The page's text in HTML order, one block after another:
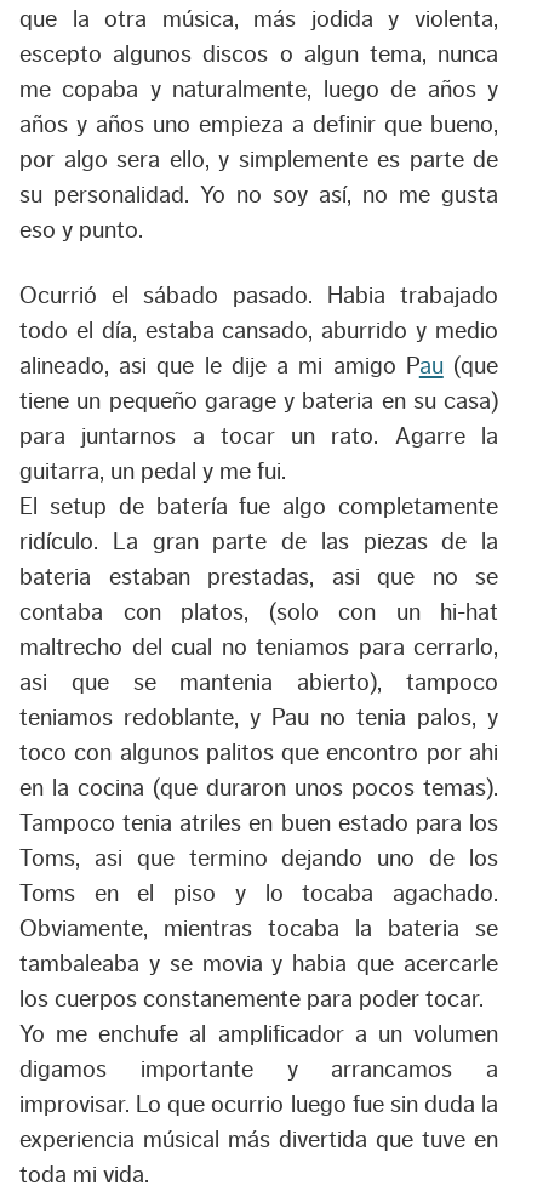
que la otra música, más jodida y violenta,
escepto algunos discos o algun tema, nunca
me copaba y naturalmente, luego de años y
años y años uno empieza a definir que bueno,
por algo sera ello, y simplemente es parte de
su personalidad. Yo no soy así, no me gusta
eso y punto.
Ocurrió el sábado pasado. Habia trabajado
todo el día, estaba cansado, aburrido y medio
alineado, asi que le dije a mi amigo Pau (que
tiene un pequeño garage y bateria en su casa)
para juntarnos a tocar un rato. Agarre la
guitarra, un pedal y me fui.
El setup de batería fue algo completamente
ridículo. La gran parte de las piezas de la
bateria estaban prestadas, asi que no se
contaba con platos, (solo con un hi-hat
maltrecho del cual no teniamos para cerrarlo,
asi que se mantenia abierto), tampoco
teniamos redoblante, y Pau no tenia palos, y
toco con algunos palitos que encontro por ahi
en la cocina (que duraron unos pocos temas).
Tampoco tenia atriles en buen estado para los
Toms, asi que termino dejando uno de los
Toms en el piso y lo tocaba agachado.
Obviamente, mientras tocaba la bateria se
tambaleaba y se movia y habia que acercarle
los cuerpos constanemente para poder tocar.
Yo me enchufe al amplificador a un volumen
digamos importante y arrancamos a
improvisar. Lo que ocurrio luego fue sin duda la
experiencia músical más divertida que tuve en
toda mi vida.